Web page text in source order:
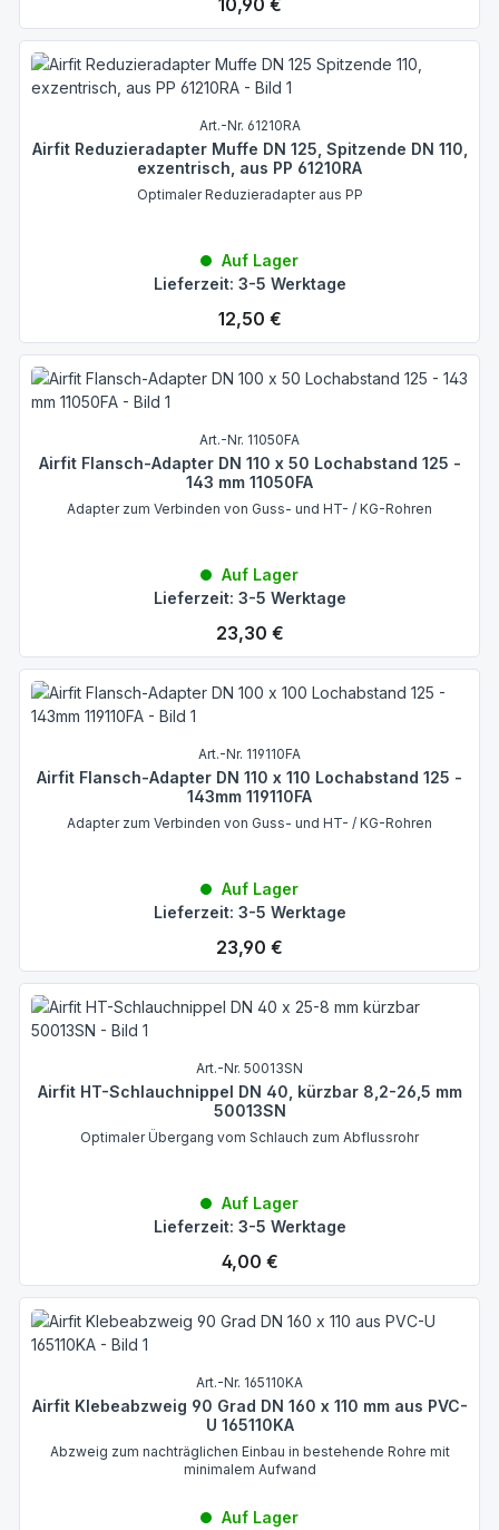
10,90 €
Art.-Nr. 61210RA
Airfit Reduzieradapter Muffe DN 125, Spitzende DN 110,
exzentrisch, aus PP 61210RA
Optimaler Reduzieradapter aus PP
Auf Lager
Lieferzeit: 3-5 Werktage
Regulärer Preis:
12,50 €
Art.-Nr. 11050FA
Airfit Flansch-Adapter DN 110 x 50 Lochabstand 125 -
143 mm 11050FA
Adapter zum Verbinden von Guss- und HT- / KG-Rohren
Auf Lager
Lieferzeit: 3-5 Werktage
Regulärer Preis:
23,30 €
Art.-Nr. 119110FA
Airfit Flansch-Adapter DN 110 x 110 Lochabstand 125 -
143mm 119110FA
Adapter zum Verbinden von Guss- und HT- / KG-Rohren
Auf Lager
Lieferzeit: 3-5 Werktage
Regulärer Preis:
23,90 €
Art.-Nr. 50013SN
Airfit HT-Schlauchnippel DN 40, kürzbar 8,2-26,5 mm
50013SN
Optimaler Übergang vom Schlauch zum Abflussrohr
Auf Lager
Lieferzeit: 3-5 Werktage
Regulärer Preis:
4,00 €
Art.-Nr. 165110KA
Airfit Klebeabzweig 90 Grad DN 160 x 110 mm aus PVC-
U 165110KA
Abzweig zum nachträglichen Einbau in bestehende Rohre mit
minimalem Aufwand
Auf Lager